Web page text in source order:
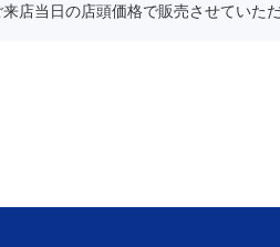
店当日の店頭価格で販売させていた